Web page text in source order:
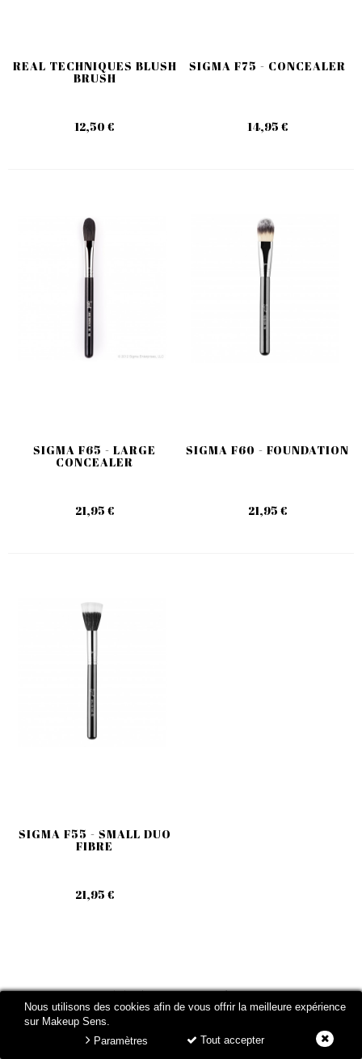
Nous utilisons des cookies afin de vous offrir la meilleure expérience
sur Makeup Sens.
Tout accepter
Paramètres
REAL TECHNIQUES BLUSH
BRUSH
12,50 €
SIGMA F75 - CONCEALER
14,95 €
SIGMA F65 - LARGE
CONCEALER
21,95 €
SIGMA F60 - FOUNDATION
21,95 €
SIGMA F55 - SMALL DUO
FIBRE
21,95 €
MARQUES